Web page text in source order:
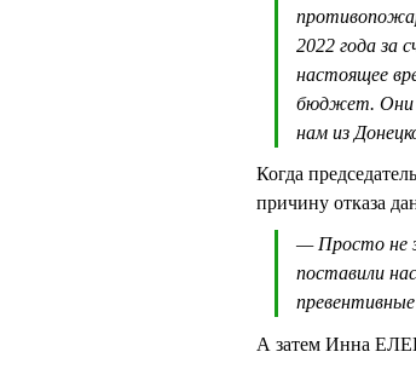
2022 года за
настоящее
бюджет. Они
нам из
Когда
причину отказа
— Просто не
поставили
А затем Инна